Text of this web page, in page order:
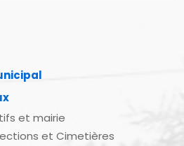
et mairie
et Cimetières